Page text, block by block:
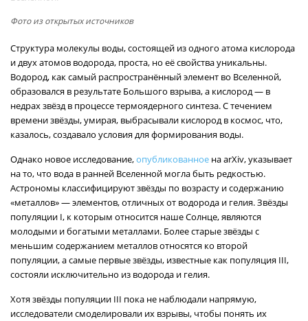
Фото из открытых источников
Структура молекулы воды, состоящей из одного атома кислорода
и двух атомов водорода, проста, но её свойства уникальны.
Водород, как самый распространённый элемент во Вселенной,
образовался в результате Большого взрыва, а кислород — в
недрах звёзд в процессе термоядерного синтеза. С течением
времени звёзды, умирая, выбрасывали кислород в космос, что,
казалось, создавало условия для формирования воды.
Однако новое исследование,опубликованное на arXiv, указывает
на то, что вода в ранней Вселенной могла быть редкостью.
Астрономы классифицируют звёзды по возрасту и содержанию
«металлов» — элементов, отличных от водорода и гелия. Звёзды
популяции I, к которым относится наше Солнце, являются
молодыми и богатыми металлами. Более старые звёзды с
меньшим содержанием металлов относятся ко второй
популяции, а самые первые звёзды, известные как популяция III,
состояли исключительно из водорода и гелия.
Хотя звёзды популяции III пока не наблюдали напрямую,
исследователи смоделировали их взрывы, чтобы понять их